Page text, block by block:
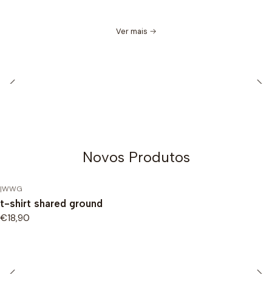
Ver mais
Novos Produtos
|WWG
t-shirt shared ground
€18,90